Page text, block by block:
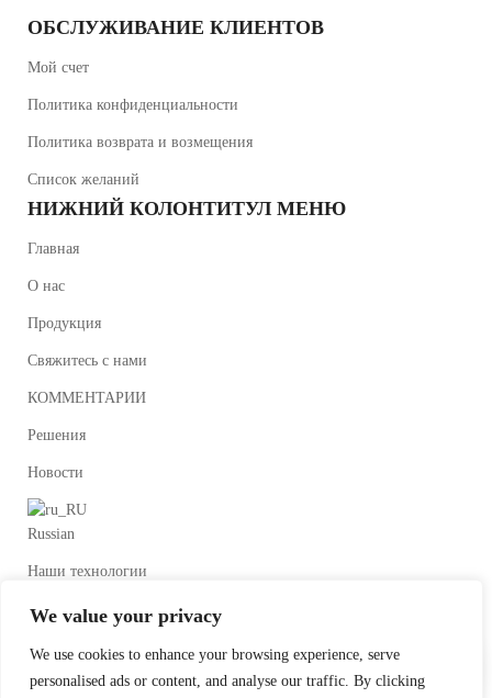
We value your privacy
We use cookies to enhance your browsing experience, serve
personalised ads or content, and analyse our traffic. By clicking
ОБСЛУЖИВАНИЕ КЛИЕНТОВ
Мой счет
Политика конфиденциальности
Политика возврата и возмещения
Список желаний
НИЖНИЙ КОЛОНТИТУЛ МЕНЮ
Главная
О нас
Продукция
Свяжитесь с нами
КОММЕНТАРИИ
Решения
Новости
Russian
Наши технологии